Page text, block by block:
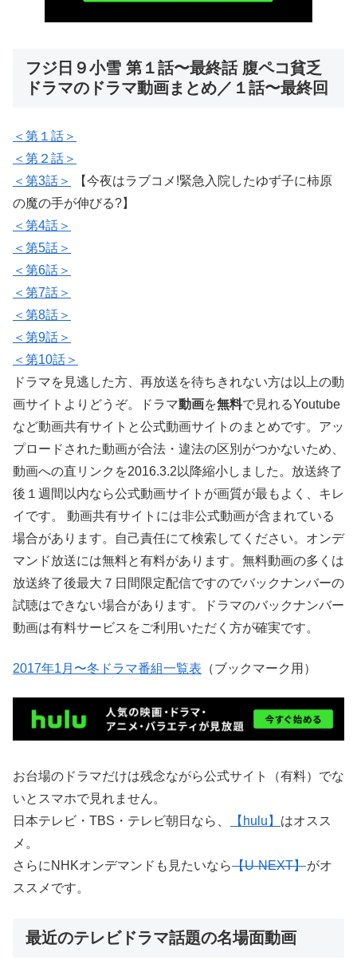
フジ日９小雪 第１話〜最終話 腹ペコ貧乏
ドラマのドラマ動画まとめ／１話〜最終回
＜第１話＞
＜第２話＞
＜第3話＞
【今夜はラブコメ!緊急入院したゆず子に柿原
の魔の手が伸びる?】
＜第4話＞
＜第5話＞
＜第6話＞
＜第7話＞
＜第8話＞
＜第9話＞
＜第10話＞
ドラマを見逃した方、再放送を待ちきれない方は以上の動
画サイトよりどうぞ。ドラマ動画を無料で見れるYoutube
など動画共有サイトと公式動画サイトのまとめです。アッ
プロードされた動画が合法・違法の区別がつかないため、
動画への直リンクを2016.3.2以降縮小しました。放送終了
後１週間以内なら公式動画サイトが画質が最もよく、キレ
イです。 動画共有サイトには非公式動画が含まれている
場合があります。自己責任にて検索してください。オンデ
マンド放送には無料と有料があります。無料動画の多くは
放送終了後最大７日間限定配信ですのでバックナンバーの
試聴はできない場合があります。ドラマのバックナンバー
動画は有料サービスをご利用いただく方が確実です。
2017年1月〜冬ドラマ番組一覧表 （ブックマーク用）
お台場のドラマだけは残念ながら公式サイト（有料）でな
いとスマホで見れません。
日本テレビ・TBS・テレビ朝日なら、
【hulu】 はオスス
メ。
さらにNHKオンデマンドも見たいなら【U-NEXT】がオ
ススメです。
最近のテレビドラマ話題の名場面動画